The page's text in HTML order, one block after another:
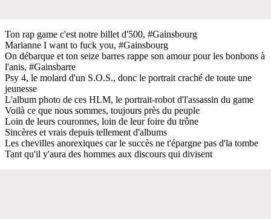
Ton rap game c'est notre billet d'500, #Gainsbourg
Marianne I want to fuck you, #Gainsbourg
On débarque et ton seize barres rappe son amour pour les bonbons à
l'anis, #Gainsbarre
Psy 4, le molard d'un S.O.S., donc le portrait craché de toute une
jeunesse
L'album photo de ces HLM, le portrait-robot d'l'assassin du game
Voilà ce que nous sommes, toujours près du peuple
Loin de leurs couronnes, loin de leur foire du trône
Sincères et vrais depuis tellement d'albums
Les chevilles anorexiques car le succès ne t'épargne pas d'la tombe
Tant qu'il y'aura des hommes aux discours qui divisent